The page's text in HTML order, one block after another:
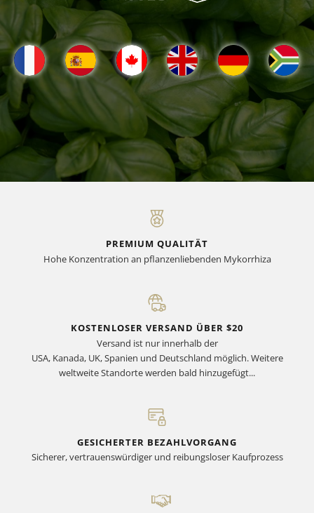
PREMIUM QUALITÄT
Hohe Konzentration an pflanzenliebenden Mykorrhiza
KOSTENLOSER VERSAND ÜBER $20
Versand ist nur innerhalb der
USA, Kanada, UK, Spanien und Deutschland möglich. Weitere
weltweite Standorte werden bald hinzugefügt...
GESICHERTER BEZAHLVORGANG
Sicherer, vertrauenswürdiger und reibungsloser Kaufprozess